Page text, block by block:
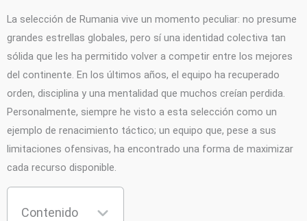
La selección de Rumania vive un momento peculiar: no presume
grandes estrellas globales, pero sí una identidad colectiva tan
sólida que les ha permitido volver a competir entre los mejores
del continente. En los últimos años, el equipo ha recuperado
orden, disciplina y una mentalidad que muchos creían perdida.
Personalmente, siempre he visto a esta selección como un
ejemplo de renacimiento táctico; un equipo que, pese a sus
limitaciones ofensivas, ha encontrado una forma de maximizar
cada recurso disponible.
Contenido